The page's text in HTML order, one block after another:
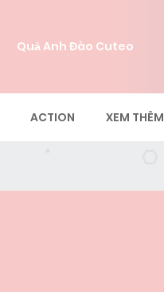
Quả Anh Đào Cuteo
ACTION XEM THÊM